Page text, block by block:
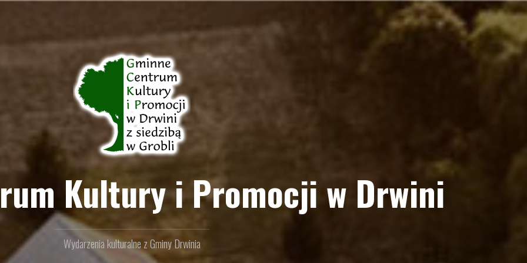
Kultury i Promocji w Drwini
Wydarzenia kulturalne z Gminy Drwinia